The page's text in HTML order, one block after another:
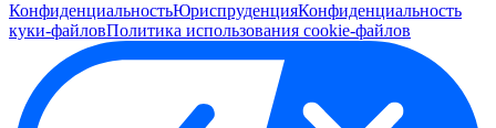
КонфиденциальностьЮриспруденцияКонфиденциальность
куки-файловПолитика использования cookie-файлов